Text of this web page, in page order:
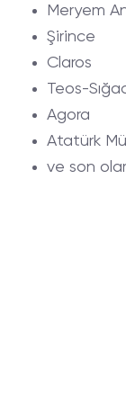
Meryem
Şirince
Claros
Teos-
Agora
Atatürk
ve son